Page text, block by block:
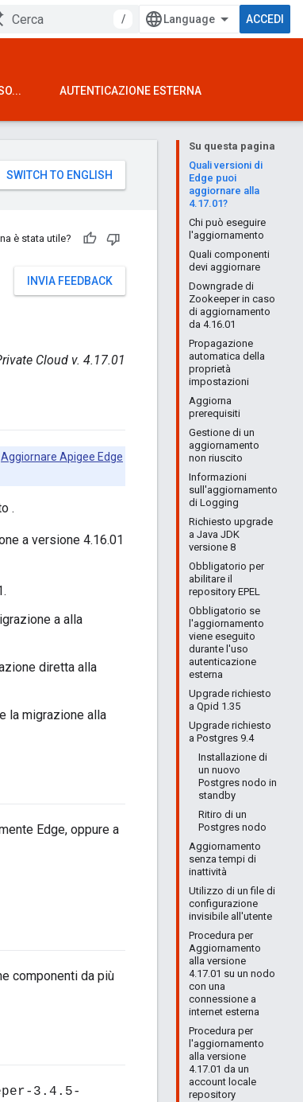
/ ACCEDI
AUTENTICAZIONE ESTERNA
Su questa pagina
Quali versioni di
Edge puoi
aggiornare alla
4.17.01?
Chi può eseguire
l'aggiornamento
Quali componenti
devi aggiornare
Downgrade di
Zookeeper in caso
di aggiornamento
da 4.16.01
Propagazione
automatica della
proprietà
impostazioni
Aggiorna
prerequisiti
Gestione di un
aggiornamento
non riuscito
Informazioni
sull'aggiornamento
di Logging
Richiesto upgrade
a Java JDK
versione 8
Obbligatorio per
abilitare il
repository EPEL
Obbligatorio se
l'aggiornamento
viene eseguito
durante l'uso
autenticazione
esterna
Upgrade richiesto
a Qpid 1.35
Upgrade richiesto
a Postgres 9.4
Installazione di
un nuovo
Postgres nodo in
standby
Ritiro di un
Postgres nodo
Aggiornamento
senza tempi di
inattività
Utilizzo di un file di
configurazione
invisibile all'utente
Procedura per
Aggiornamento
alla versione
4.17.01 su un nodo
con una
connessione a
internet esterna
Procedura per
l'aggiornamento
alla versione
4.17.01 da un
account locale
repository
è stata utile?
INVIA FEEDBACK
Cloud v. 4.17.01
Aggiornare Apigee Edge
.
a versione 4.16.01
a alla
diretta alla
la migrazione alla
Edge, oppure a
componenti da più
3.4.5-